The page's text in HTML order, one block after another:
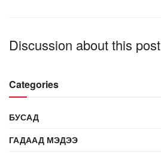
Discussion about this post
Categories
БУСАД
ГАДААД МЭДЭЭ